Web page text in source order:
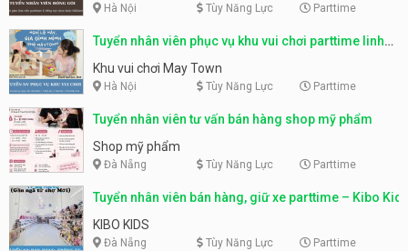
Hà Nội Tùy Năng Lực Parttime
Tuyển nhân viên phục vụ khu vui chơi parttime linh
động
Khu vui chơi May Town
Hà Nội Tùy Năng Lực Parttime
Tuyển nhân viên tư vấn bán hàng shop mỹ phẩm
Shop mỹ phẩm
Đà Nẵng Tùy Năng Lực Parttime
Tuyển nhân viên bán hàng, giữ xe parttime – Kibo Kid
KIBO KIDS
Đà Nẵng Tùy Năng Lực Parttime